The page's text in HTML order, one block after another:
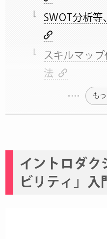
SWOT分析
スキルマッ
法
も
イントロダク
ビリティ」入